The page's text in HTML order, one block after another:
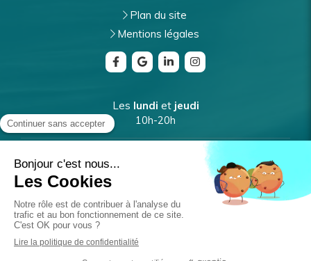
Plan du site
Mentions légales
Les lundi et jeudi
10h-20h
vendredi
Lemercredi
10h-18h